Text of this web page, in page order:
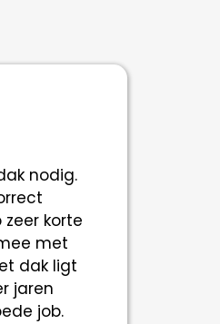
nodig.
korte
met
dak ligt
jaren
job.